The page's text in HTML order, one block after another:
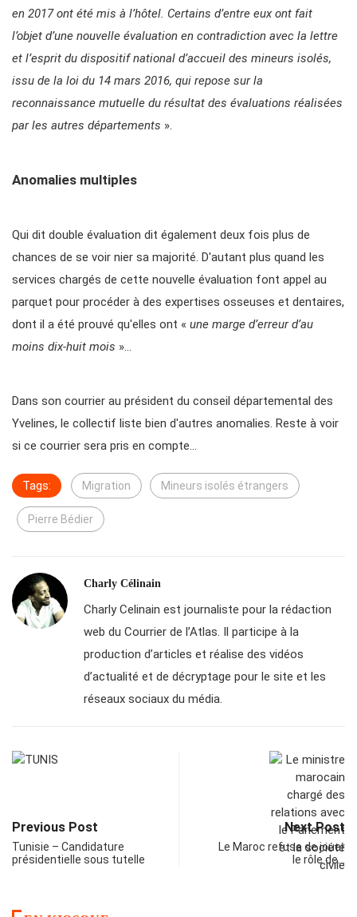
en 2017 ont été mis à l’hôtel. Certains d’entre eux ont fait
l’objet d’une nouvelle évaluation en contradiction avec la lettre
et l’esprit du dispositif national d’accueil des mineurs isolés,
issu de la loi du 14 mars 2016, qui repose sur la
reconnaissance mutuelle du résultat des évaluations réalisées
par les autres départements ».
Anomalies multiples
Qui dit double évaluation dit également deux fois plus de
chances de se voir nier sa majorité. D'autant plus quand les
services chargés de cette nouvelle évaluation font appel au
parquet pour procéder à des expertises osseuses et dentaires,
dont il a été prouvé qu'elles ont « une marge d’erreur d’au
moins dix-huit mois »…
Dans son courrier au président du conseil départemental des
Yvelines, le collectif liste bien d'autres anomalies. Reste à voir
si ce courrier sera pris en compte…
Tags: Migration Mineurs isolés étrangers
Pierre Bédier
Charly Célinain
Charly Celinain est journaliste pour la rédaction
web du Courrier de l’Atlas. Il participe à la
production d’articles et réalise des vidéos
d’actualité et de décryptage pour le site et les
réseaux sociaux du média.
Previous Post
Tunisie – Candidature
présidentielle sous tutelle
Next Post
Le Maroc refuse de jouer
le rôle de…